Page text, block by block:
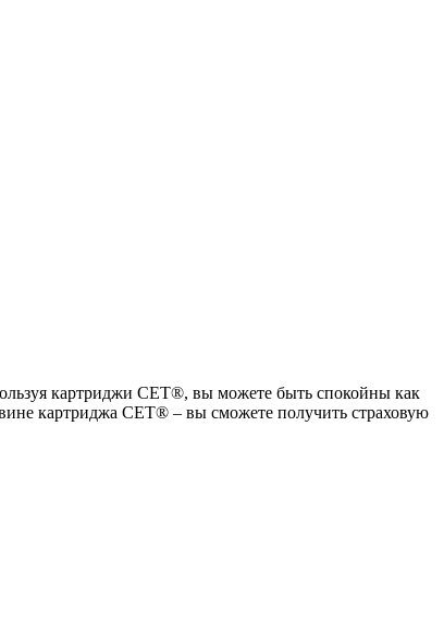
картриджи СЕТ®, вы можете быть спокойны как
вине картриджа СЕТ® – вы сможете получить страховую